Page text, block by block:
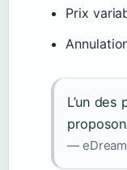
Prix
L’un
—